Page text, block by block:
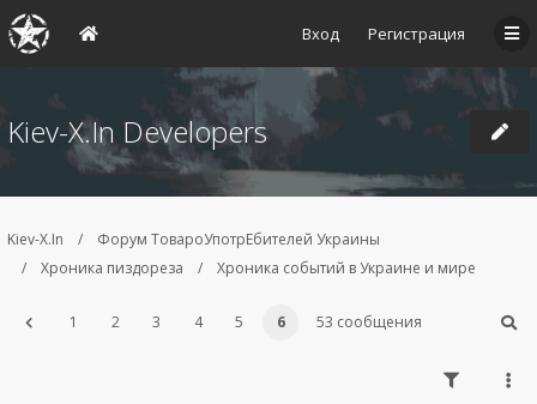
Вход Регистрация
Kiev-X.In Developers
Kiev-X.In
Форум ТовароУпотрЕбителей Украины
Хроника пиздореза
Хроника событий в Украине и мире
1 2 3 4 5 6 53 сообщения